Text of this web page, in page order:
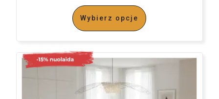
Wybierz opcje